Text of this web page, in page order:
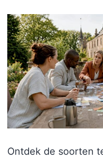
Ontdek de soorten